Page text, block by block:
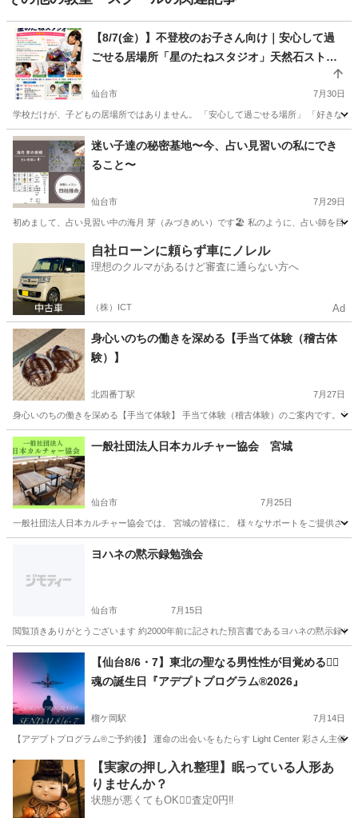
【8/7(金）】不登校のお子さん向け｜安心して過
ごせる居場所「星のたねスタジオ」天然石ストラ
仙台市 7月30日
学校だけが、子どもの居場所ではありません。 「安心して過ごせる場所」 「好きな
宮城 仙台市 その他 居場所
迷い子達の秘密基地〜今、占い見習いの私にでき
ること〜
仙台市 7月29日
初めまして、占い見習い中の海月 芽（みづきめい）です🏖️ 私のように、占い師を目
その他 占い師
自社ローンに頼らず車にノレル
理想のクルマがあるけど審査に通らない方へ
（株）ICT Ad
身心いのちの働きを深める【手当て体験（稽古体
験）】
北四番丁駅 7月27日
身心いのちの働きを深める【手当て体験】 手当て体験（稽古体験）のご案内です。
宮城 仙台市 北四番丁駅 その他 レイキ
一般社団法人日本カルチャー協会 宮城
仙台市 7月25日
一般社団法人日本カルチャー協会では、 宮城の皆様に、 様々なサポートをご提供さ
その他 オンライン
ヨハネの黙示録勉強会
仙台市 7月15日
閲覧頂きありがとうございます 約2000年前に記された預言書であるヨハネの黙示録
宮城 仙台市 その他 無料
【仙台8/6・7】東北の聖なる男性性が目覚める❤️‍🔥
魂の誕生日『アデプトプログラム®︎2026』
榴ケ岡駅 7月14日
【アデプトプログラム®︎ご予約後】 運命の出会いをもたらす Light Center 彩さん主
宮城 仙台市 榴ケ岡駅 その他 アデプトプログラム
【実家の押し入れ整理】眠っている人形あ
りませんか？
状態が悪くてもOK🙆‍♀️査定0円‼️